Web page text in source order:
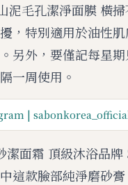
毛孔潔淨面膜 橫
，特別適用於油性
另外，要僅記每星
一周使用。
|
潔面霜 頂級沐浴品
這款臉部純淨磨砂